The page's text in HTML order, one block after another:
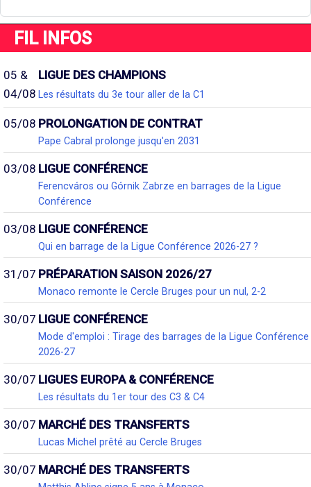
FIL INFOS
05 &
04/08
LIGUE DES CHAMPIONS
Les résultats du 3e tour aller de la C1
05/08 PROLONGATION DE CONTRAT
Pape Cabral prolonge jusqu'en 2031
03/08 LIGUE CONFÉRENCE
Ferencváros ou Górnik Zabrze en barrages de la Ligue
Conférence
03/08 LIGUE CONFÉRENCE
Qui en barrage de la Ligue Conférence 2026-27 ?
31/07 PRÉPARATION SAISON 2026/27
Monaco remonte le Cercle Bruges pour un nul, 2-2
30/07 LIGUE CONFÉRENCE
Mode d'emploi : Tirage des barrages de la Ligue Conférence
2026-27
30/07 LIGUES EUROPA & CONFÉRENCE
Les résultats du 1er tour des C3 & C4
30/07 MARCHÉ DES TRANSFERTS
Lucas Michel prêté au Cercle Bruges
30/07 MARCHÉ DES TRANSFERTS